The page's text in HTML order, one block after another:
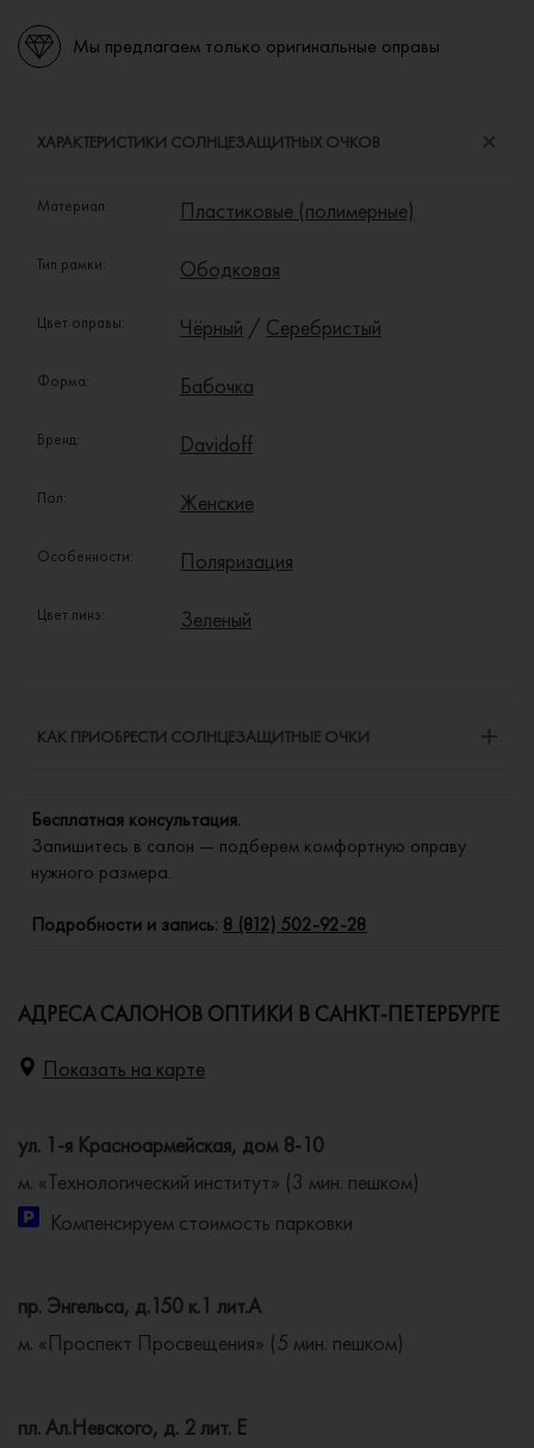
Мы предлагаем только оригинальные оправы
ХАРАКТЕРИСТИКИ СОЛНЦЕЗАЩИТНЫХ ОЧКОВ
Материал: Пластиковые (полимерные)
Тип рамки: Ободковая
Цвет оправы: Чёрный / Серебристый
Форма: Бабочка
Бренд: Davidoff
Пол: Женские
Особенности: Поляризация
Цвет линз: Зеленый
КАК ПРИОБРЕСТИ СОЛНЦЕЗАЩИТНЫЕ ОЧКИ
Бесплатная консультация.
Запишитесь в салон — подберем комфортную оправу
нужного размера.
Подробности и запись: 8 (812) 502-92-28
АДРЕСА САЛОНОВ ОПТИКИ В САНКТ-ПЕТЕРБУРГЕ
Показать на карте
ул. 1-я Красноармейская, дом 8-10
м. «Технологический институт» (3 мин. пешком)
Компенсируем стоимость парковки
пр. Энгельса, д.150 к.1 лит.А
м. «Проспект Просвещения» (5 мин. пешком)
пл. Ал.Невского, д. 2 лит. Е